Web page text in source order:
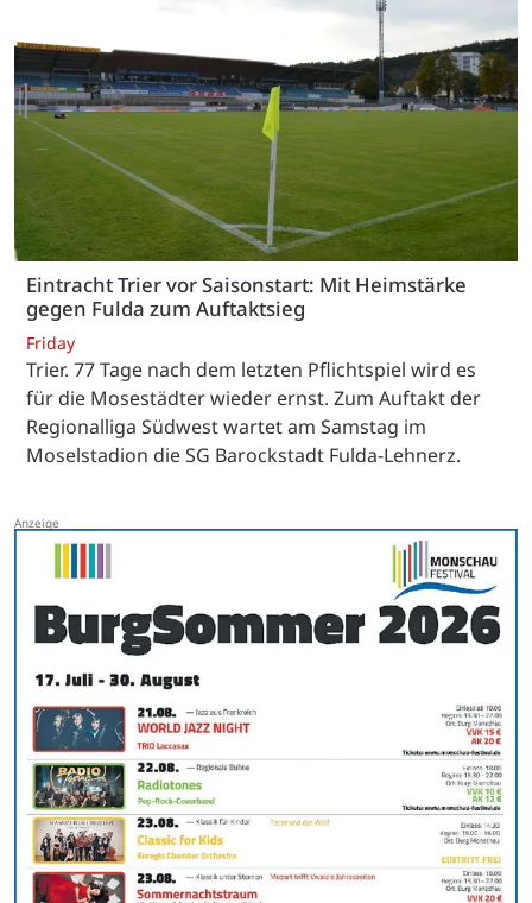
Eintracht Trier vor Saisonstart: Mit Heimstärke
gegen Fulda zum Auftaktsieg
Friday
Trier. 77 Tage nach dem letzten Pflichtspiel wird es
für die Mosestädter wieder ernst. Zum Auftakt der
Regionalliga Südwest wartet am Samstag im
Moselstadion die SG Barockstadt Fulda-Lehnerz.